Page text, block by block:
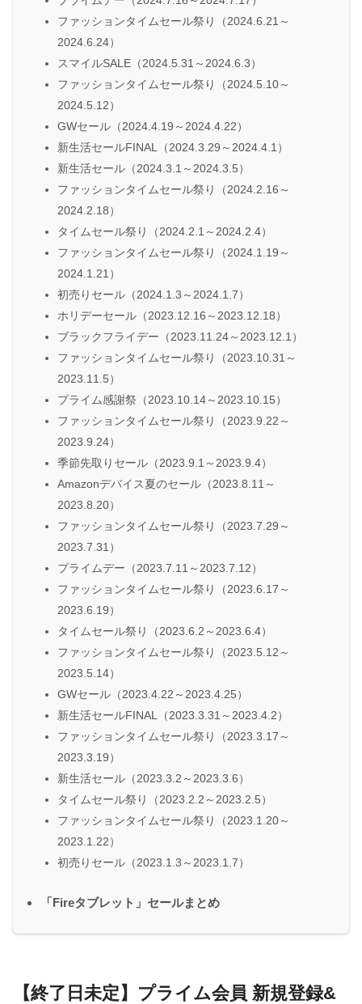
ファッションタイムセール祭り（2024.6.21～
2024.6.24）
スマイルSALE（2024.5.31～2024.6.3）
ファッションタイムセール祭り（2024.5.10～
2024.5.12）
GWセール（2024.4.19～2024.4.22）
新生活セールFINAL（2024.3.29～2024.4.1）
新生活セール（2024.3.1～2024.3.5）
ファッションタイムセール祭り（2024.2.16～
2024.2.18）
タイムセール祭り（2024.2.1～2024.2.4）
ファッションタイムセール祭り（2024.1.19～
2024.1.21）
初売りセール（2024.1.3～2024.1.7）
ホリデーセール（2023.12.16～2023.12.18）
ブラックフライデー（2023.11.24～2023.12.1）
ファッションタイムセール祭り（2023.10.31～
2023.11.5）
プライム感謝祭（2023.10.14～2023.10.15）
ファッションタイムセール祭り（2023.9.22～
2023.9.24）
季節先取りセール（2023.9.1～2023.9.4）
Amazonデバイス夏のセール（2023.8.11～
2023.8.20）
ファッションタイムセール祭り（2023.7.29～
2023.7.31）
プライムデー（2023.7.11～2023.7.12）
ファッションタイムセール祭り（2023.6.17～
2023.6.19）
タイムセール祭り（2023.6.2～2023.6.4）
ファッションタイムセール祭り（2023.5.12～
2023.5.14）
GWセール（2023.4.22～2023.4.25）
新生活セールFINAL（2023.3.31～2023.4.2）
ファッションタイムセール祭り（2023.3.17～
2023.3.19）
新生活セール（2023.3.2～2023.3.6）
タイムセール祭り（2023.2.2～2023.2.5）
ファッションタイムセール祭り（2023.1.20～
2023.1.22）
初売りセール（2023.1.3～2023.1.7）
「Fireタブレット」セールまとめ
【終了日未定】プライム会員 新規登録&